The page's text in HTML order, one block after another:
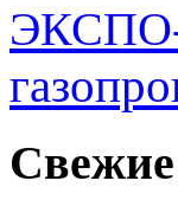
Свежие